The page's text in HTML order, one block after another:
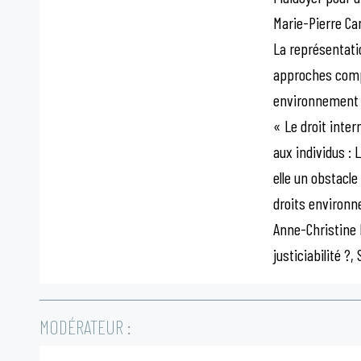
Marie-Pierre
La
approches
environnement
« Le droit
aux individus :
elle un
droits
Anne-Christine
justiciabilité ?,
MODÉRATEUR :